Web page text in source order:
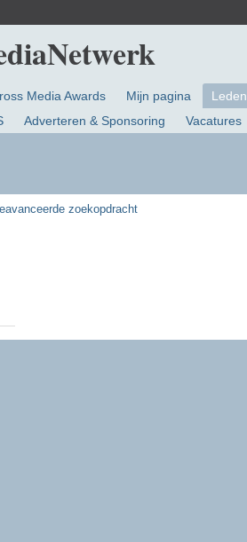
Media Awards Mijn pagina Leden
Adverteren & Sponsoring Vacatures
zoekopdracht